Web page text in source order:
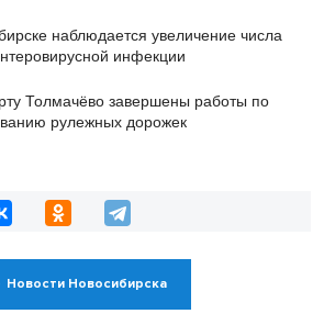
наблюдается увеличение числа
инфекции
Толмачёво завершены работы по
рулежных дорожек
Новости Новосибирска